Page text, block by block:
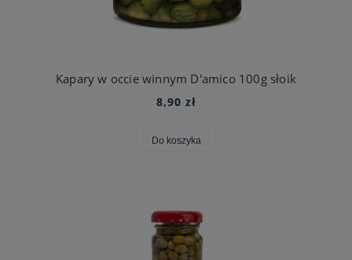
Kapary w occie winnym D'amico 100g słoik
8,90 zł
Do koszyka